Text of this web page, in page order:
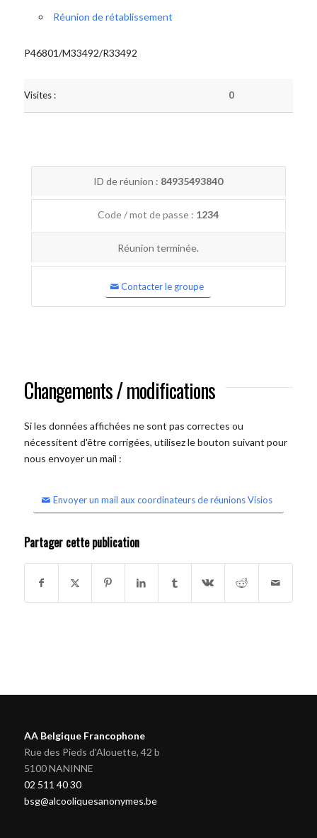
Réunion de rétablissement
P46801/M33492/R33492
Visites : 0
ID de réunion : 84935493840
Code / mot de passe : 1234
Réunion terminée.
Contacter le groupe
Changements / modifications
Si les données affichées ne sont pas correctes ou
nécessitent d'être corrigées, utilisez le bouton suivant pour
nous envoyer un mail :
Envoyer un mail aux coordinateurs de réunions Visios
Partager cette publication
AA Belgique Francophone
Rue des Pieds d'Alouette, 42 b
5100 NANINNE
02 511 40 30
bsg@alcooliquesanonymes.be